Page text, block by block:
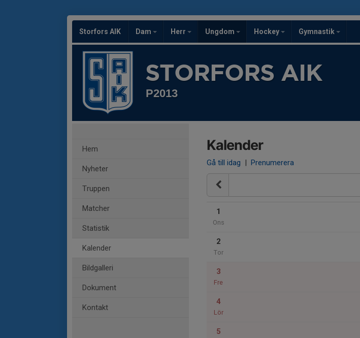
Storfors AIK Dam Herr Ungdom Hockey Gymnastik
STORFORS AIK
P2013
Hem
Nyheter
Truppen
Matcher
Statistik
Kalender
Bildgalleri
Dokument
Kontakt
Kalender
Gå till idag | Prenumerera
1
Ons
2
Tor
3
Fre
4
Lör
5